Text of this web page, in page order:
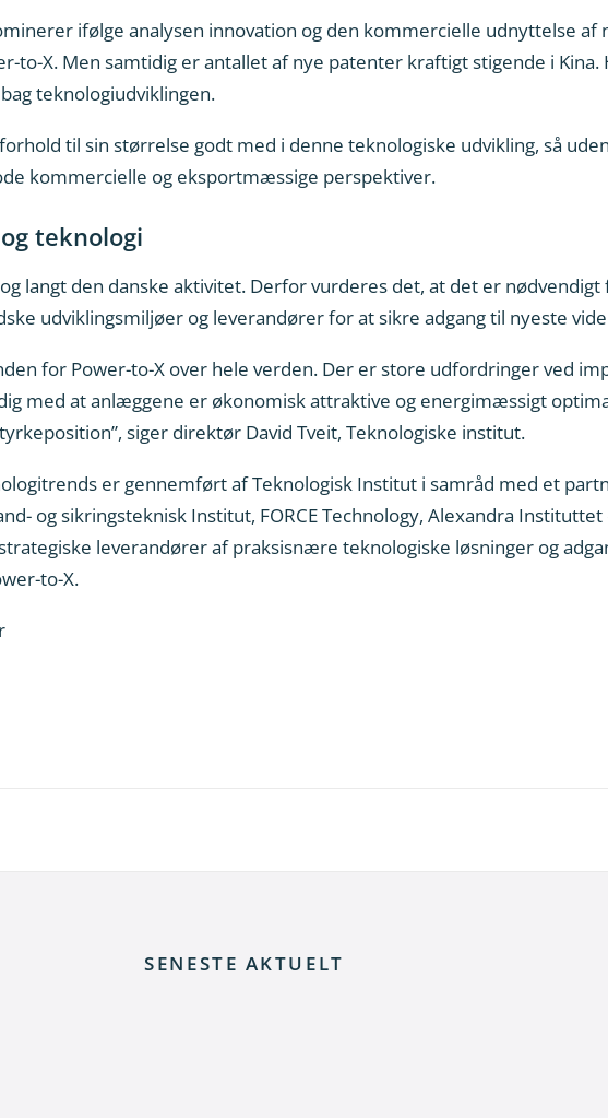
ifølge analysen innovation og den kommercielle udnyttelse af
to-X. Men samtidig er antallet af nye patenter kraftigt stigende i Kina.
teknologiudviklingen.
til sin størrelse godt med i denne teknologiske udvikling, så
kommercielle og eksportmæssige perspektiver.
teknologi
langt den danske aktivitet. Derfor vurderes det, at det er
udviklingsmiljøer og leverandører for at sikre adgang til nyeste
for Power-to-X over hele verden. Der er store udfordringer ved
med at anlæggene er økonomisk attraktive og energimæssigt
siger direktør David Tveit, Teknologiske institut.
er gennemført af Teknologisk Institut i samråd med et
og sikringsteknisk Institut, FORCE Technology, Alexandra
leverandører af praksisnære teknologiske løsninger og
to-X.
SENESTE AKTUELT